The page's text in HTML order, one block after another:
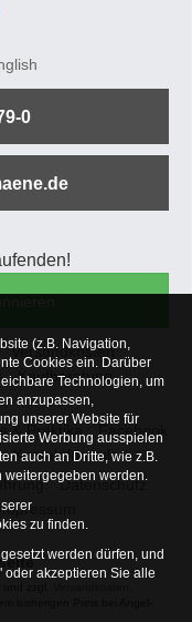
0
Versandkosten
Kaufberatung
& Praktika
Facebook
Kontaktformular
Datenschutz
und zzgl.
(z.B. Navigation,
Cookies ein. Darüber
Technologien, um
anzupassen,
unserer Website für
Werbung ausspielen
auch an Dritte, wie z.B.
weitergegeben werden.
zu finden.
werden dürfen, und
oder akzeptieren Sie alle